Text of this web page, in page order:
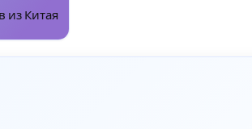
Китая